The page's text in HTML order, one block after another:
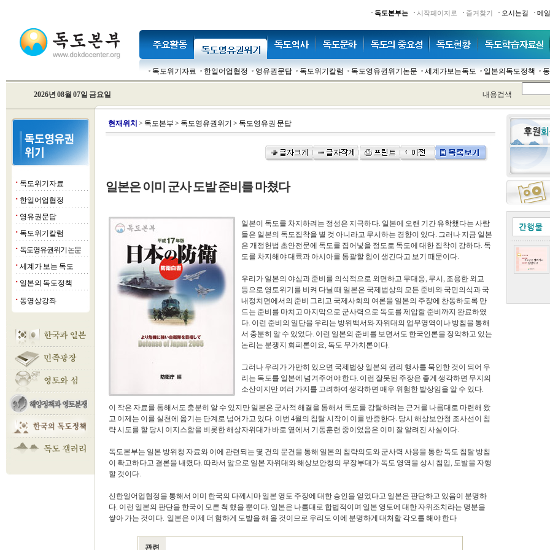
· 독도본부는 · 시작페이지로 · 즐겨찾기 · 오시는길 · 메
독도위기자료 한일어업협정 영유권문답 독도위기칼럼 독도영유권위기논문 세계가보는독도 일본의독도정책
2026년 08월 07일 금요일 내용검색
■ 독도위기자료
■ 한일어업협정
■ 영유권문답
■ 독도위기칼럼
■ 독도영유권위기 논문
■ 세계가 보는 독도
■ 일본의 독도정책
■ 동영상강좌
현재위치 > 독도본부 > 독도영유권위기 > 독도영유권 문답
일본은 이미 군사 도발 준비를 마쳤다
일본이 독도를 차지하려는 정성은 지극하다. 일본에 오랜 기간 유학했다는 사람
들은 일본의 독도집착을 별 것 아니라고 무시하는 경향이 있다. 그러나 지금 일본
은 개정헌법 초안전문에 독도를 집어넣을 정도로 독도에 대한 집착이 강하다. 독
도를 차지해야 대륙과 아시아를 통괄할 힘이 생긴다고 보기 때문이다.
우리가 일본의 야심과 준비를 의식적으로 외면하고 무대응, 무시, 조용한 외교
등으로 영토위기를 비켜 다닐 때 일본은 국제법상의 모든 준비와 국민의식과 국
내정치면에서의 준비 그리고 국제사회의 여론을 일본의 주장에 찬동하도록 만
드는 준비를 마치고 마지막으로 군사력으로 독도를 제압할 준비까지 완료하였
다. 이런 준비의 일단을 우리는 방위백서와 자위대의 업무영역이나 방침을 통해
서 충분히 알 수 있었다. 이런 일본의 준비를 보면서도 한국언론을 장악하고 있는
논리는 분쟁지 회피론이요, 독도 무가치론이다.
그러나 우리가 가만히 있으면 국제법상 일본의 권리 행사를 묵인한 것이 되어 우
리는 독도를 일본에 넘겨주어야 한다. 이런 잘못된 주장은 좋게 생각하면 무지의
소산이지만 여러 가지를 고려하여 생각하면 매우 위험한 발상임을 알 수 있다.
이 작은 자료를 통해서도 충분히 알 수 있지만 일본은 군사적 해결을 통해서 독도를 강탈하려는 근거를 나름대로 마련해 왔
고 이제는 이를 실천에 옮기는 단계로 넘어가고 있다. 이번 4월의 침탈 시작이 이를 반증한다. 당시 해상보안청 조사선이 침
략 시도를 할 당시 이지스함을 비롯한 해상자위대가 바로 옆에서 기동훈련 중이었음은 이미 잘 알려진 사실이다.
독도본부는 일본 방위청 자료와 이에 관련되는 몇 건의 문건을 통해 일본의 침략의도와 군사력 사용을 통한 독도 침탈 방침
이 확고하다고 결론을 내렸다. 따라서 앞으로 일본 자위대와 해상보안청의 무장부대가 독도 영역을 상시 침입, 도발을 자행
할 것이다.
신한일어업협정을 통해서 이미 한국의 다께시마 일본 영토 주장에 대한 승인을 얻었다고 일본은 판단하고 있음이 분명하
다. 이런 일본의 판단을 한국이 모른 척 했을 뿐이다. 일본은 나름대로 합법적이며 일본 영토에 대한 자위조치라는 명분을
쌓아 가는 것이다. 일본은 이제 더 험하게 도발을 해 올 것이므로 우리도 이에 분명하게 대처할 각오를 해야 한다
관련